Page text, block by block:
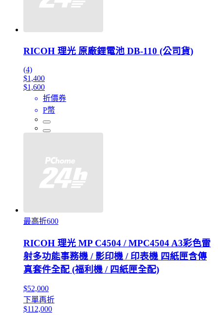
RICOH 理光 原廠鋰電池 DB-110 (公司貨)
(4)
$1,400
$1,600
折價券
P幣
最高折600
RICOH 理光 MP C4504 / MPC4504 A3彩色雷
射多功能事務機 / 影印機 / 印表機 四紙匣含傳
真套件全配 (福利機 / 四紙匣全配)
$52,000
下單再折
$112,000